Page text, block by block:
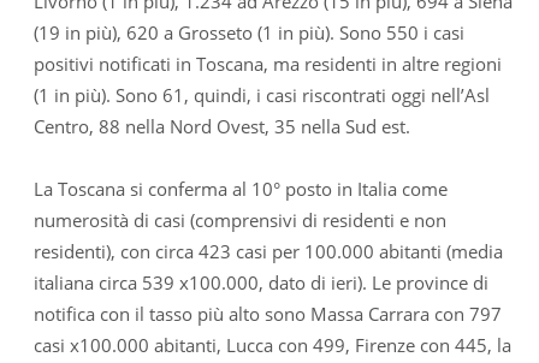
(19 in più), 620 a Grosseto (1 in più). Sono 550 i casi
positivi notificati in Toscana, ma residenti in altre regioni
(1 in più). Sono 61, quindi, i casi riscontrati oggi nell’Asl
Centro, 88 nella Nord Ovest, 35 nella Sud est.
La Toscana si conferma al 10° posto in Italia come
numerosità di casi (comprensivi di residenti e non
residenti), con circa 423 casi per 100.000 abitanti (media
italiana circa 539 x100.000, dato di ieri). Le province di
notifica con il tasso più alto sono Massa Carrara con 797
casi x100.000 abitanti, Lucca con 499, Firenze con 445, la